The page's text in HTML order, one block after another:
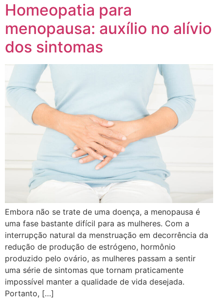
Homeopatia para
menopausa: auxílio no alívio
dos sintomas
Embora não se trate de uma doença, a menopausa é
uma fase bastante difícil para as mulheres. Com a
interrupção natural da menstruação em decorrência da
redução de produção de estrógeno, hormônio
produzido pelo ovário, as mulheres passam a sentir
uma série de sintomas que tornam praticamente
impossível manter a qualidade de vida desejada.
Portanto, […]